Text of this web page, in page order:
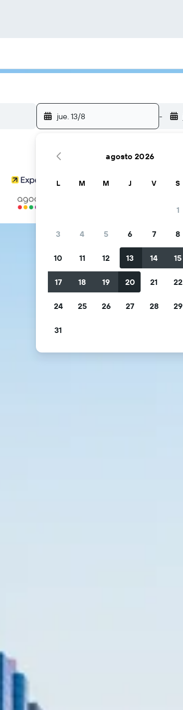
jue. 13/8 -
agosto 2026
L M M J V S
1
3 4 5 6 7 8
10 11 12 13 14 15
17 18 19 20 21 22
24 25 26 27 28 29
31